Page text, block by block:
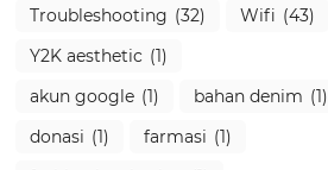
Troubleshooting (32) Wifi (43)
Y2K aesthetic (1)
akun google (1) bahan denim (1)
donasi (1) farmasi (1)